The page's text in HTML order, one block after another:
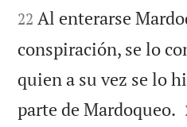
22 Al enterarse
conspiración, se lo
quien a su vez se lo
parte de Mardoqueo.